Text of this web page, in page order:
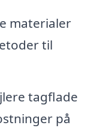
materialer
til
tagflade
på